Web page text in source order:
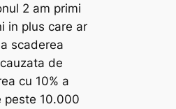
2 am primi
in plus care ar
scaderea
de
cu 10% a
peste 10.000